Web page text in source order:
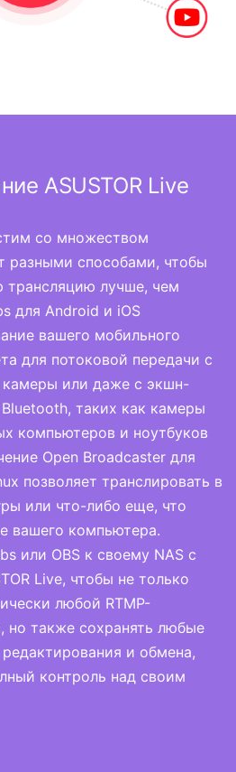
ASUSTOR Live
со множеством
разными способами, чтобы
трансляцию лучше, чем
для Android и iOS
вашего мобильного
для потоковой передачи с
камеры или даже с экшн-
таких как камеры
компьютеров и ноутбуков
Open Broadcaster для
позволяет транслировать в
или что-либо еще, что
вашего компьютера.
или OBS к своему NAS с
Live, чтобы не только
любой RTMP-
но также сохранять любые
и обмена,
контроль над своим